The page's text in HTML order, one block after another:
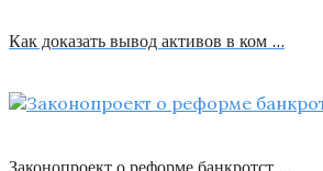
Как доказать вывод активов в ком …
Законопроект о реформе банкротст …